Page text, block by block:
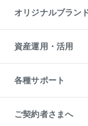
アパート経営
収益物件
ビル購入（ビル一棟）
投資用不動産の売却査
事業用不動産の売却
マンションライブラリ
人気マンションランキ
暮らしに役立つ不動
不動産相場・不動産価
不動産コラム・ニュ
不動産用語集
不動産なんでもネット
住まいの税金
オリジナルブラン
一棟リノベーションマ
L`GENTE（ルジェンテ
区分リノベーション
投資用一棟レジデンス
不動産小口投資
LEGACIA（レガシア）
資産運用・活用
不動産M&A
アセットマネジメント
各種サポート
相続サポート
リフォームサポート
ご契約者さまへ